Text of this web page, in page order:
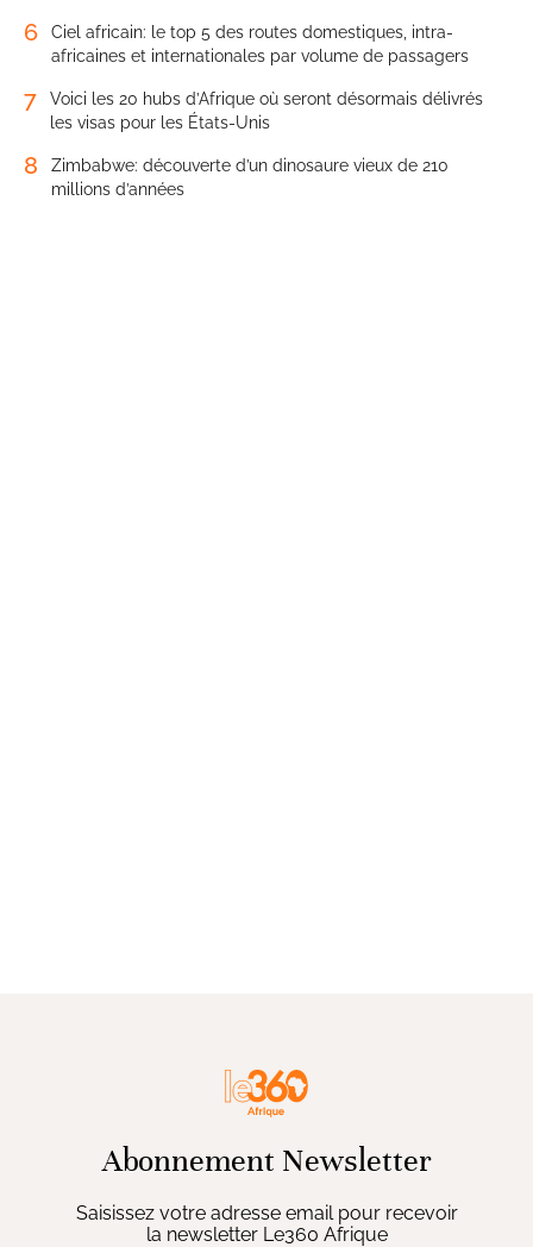
6
Ciel africain: le top 5 des routes domestiques, intra-
africaines et internationales par volume de passagers
7
Voici les 20 hubs d’Afrique où seront désormais délivrés
les visas pour les États-Unis
8
Zimbabwe: découverte d’un dinosaure vieux de 210
millions d’années
Abonnement Newsletter
Saisissez votre adresse email pour recevoir
la newsletter Le360 Afrique